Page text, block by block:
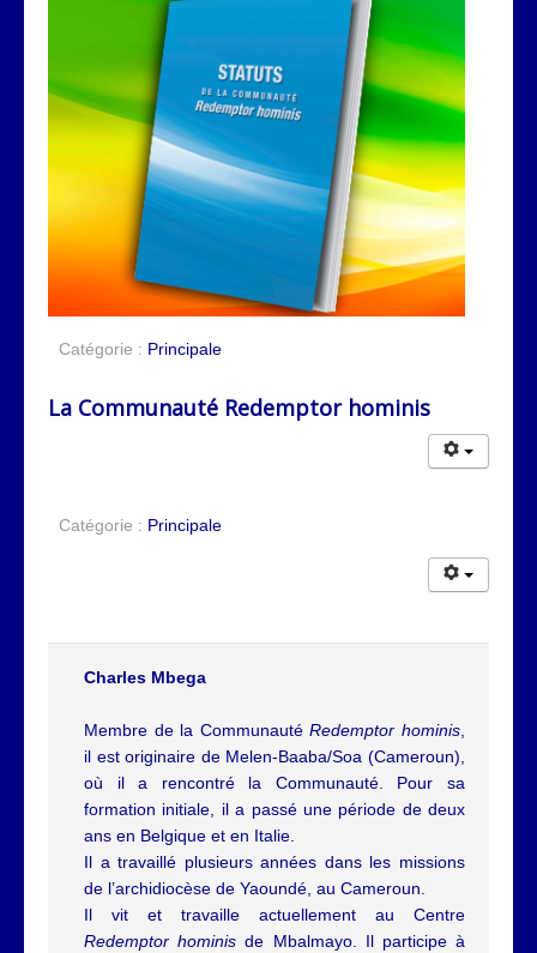
Catégorie : Principale
La Communauté Redemptor hominis
Catégorie : Principale
Charles Mbega
Membre de la CommunautéRedemptor hominis,
il est originaire de Melen-Baaba/Soa (Cameroun),
où il a rencontré la Communauté. Pour sa
formation initiale, il a passé une période de deux
ans en Belgique et en Italie.
Il a travaillé plusieurs années dans les missions
de l’archidiocèse de Yaoundé, au Cameroun.
Il vit et travaille actuellement au Centre
Redemptor hominis de Mbalmayo. Il participe à